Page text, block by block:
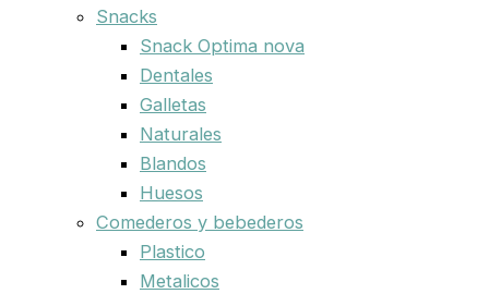
Snacks
Snack Optima nova
Dentales
Galletas
Naturales
Blandos
Huesos
Comederos y bebederos
Plastico
Metalicos